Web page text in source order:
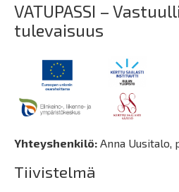
VATUPASSI –
tulevaisuus
Yhteyshenkilö: Anna Uusitalo,
Tiivistelmä